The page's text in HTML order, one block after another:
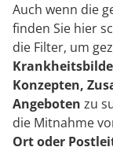
Auch wenn die
finden Sie hier
die Filter, um
Konzepten,
Angeboten zu
die Mitnahme
Ort oder